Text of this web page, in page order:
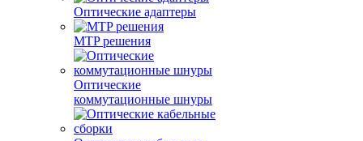
Оптические адаптеры
MTP решения
Оптические
коммутационные шнуры